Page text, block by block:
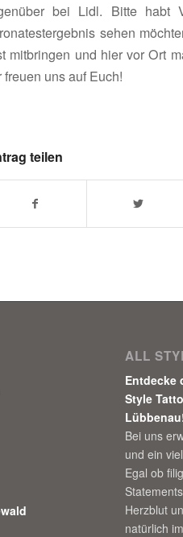
bei Lidl. Bitte habt
sehen
mitbringen und hier vor Ort
freuen uns auf Euch!
teilen
ALL
Entdecke
Style
Bei uns
und ein
Egal ob
Herzblut
natürlich